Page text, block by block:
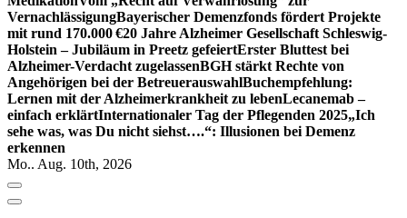
VernachlässigungBayerischer Demenzfonds fördert Projekte
mit rund 170.000 €20 Jahre Alzheimer Gesellschaft Schleswig-
Holstein – Jubiläum in Preetz gefeiertErster Bluttest bei
Alzheimer-Verdacht zugelassenBGH stärkt Rechte von
Angehörigen bei der BetreuerauswahlBuchempfehlung:
Lernen mit der Alzheimerkrankheit zu lebenLecanemab –
einfach erklärtInternationaler Tag der Pflegenden 2025„Ich
sehe was, was Du nicht siehst….“: Illusionen bei Demenz
erkennen
Mo.. Aug. 10th, 2026